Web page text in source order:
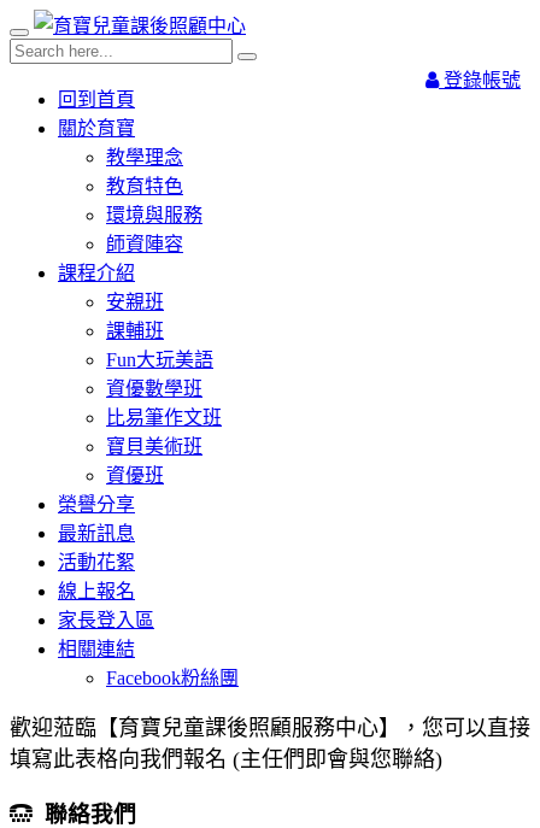
登錄帳號
回到首頁
關於育寶
教學理念
教育特色
環境與服務
師資陣容
課程介紹
安親班
課輔班
Fun大玩美語
資優數學班
比易筆作文班
寶貝美術班
資優班
榮譽分享
最新訊息
活動花絮
線上報名
家長登入區
相關連結
Facebook粉絲團
歡迎蒞臨【育寶兒童課後照顧服務中心】，您可以直接
填寫此表格向我們報名 (主任們即會與您聯絡)
聯絡我們